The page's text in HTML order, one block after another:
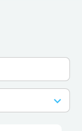
keyboard_arrow_down